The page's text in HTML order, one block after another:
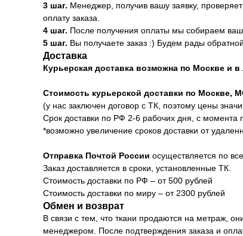
3 шаг. Менеджер, получив вашу заявку,
оплату заказа.
4 шаг. После получения оплаты мы собираем
5 шаг. Вы получаете заказ :) Будем рады
Доставка
Курьерская доставка возможна по Москве и
Стоимость курьерской доставки по Москве,
(у нас заключен договор с ТК, поэтому цены
Срок доставки по РФ 2-6 рабочих дня, с момента
*возможно увеличение сроков доставки от
Отправка Почтой России осуществляется по
Заказ доставляется в сроки, установленные ТК.
Стоимость доставки по РФ – от 500 рублей
Стоимость доставки по миру – от 2300 рублей
Обмен и возврат
В связи с тем, что ткани продаются на метраж,
менеджером. После подтверждения заказа и